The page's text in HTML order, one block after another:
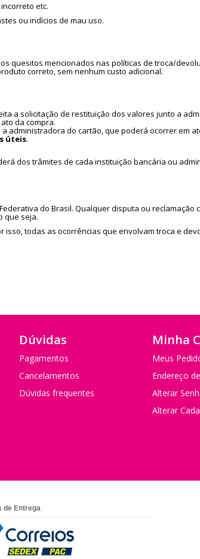
etc.
ou indícios de mau uso.
quesitos mencionados nas políticas de troca/
correto, sem nenhum custo adicional.
a solicitação de restituição dos valores junto a
da compra.
administradora do cartão, que poderá ocorrer em
úteis.
dos trâmites de cada instituição bancária ou
do Brasil. Qualquer disputa ou
que seja.
todas as ocorrências que envolvam troca e
Dúvidas
Pagamentos
Cancelamentos
Dúvidas frequentes
Minha
Meus
Endereço
Alterar
Alterar
de Entrega